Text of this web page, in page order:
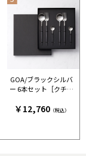
GOA/ブラックシルバ
ー 6本セット［クチポ
￥12,760（税込）